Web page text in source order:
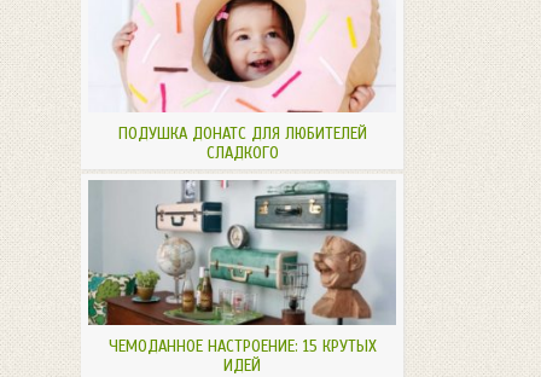
ПОДУШКА ДОНАТС ДЛЯ ЛЮБИТЕЛЕЙ
СЛАДКОГО
ЧЕМОДАННОЕ НАСТРОЕНИЕ: 15 КРУТЫХ
ИДЕЙ